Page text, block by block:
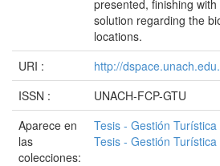
presented, finishing
solution regarding the
locations.
URI :
http://
ISSN :
UNACH-FCP-GTU
Aparece en
las
colecciones:
Tesis - Gestión
Tesis - Gestión